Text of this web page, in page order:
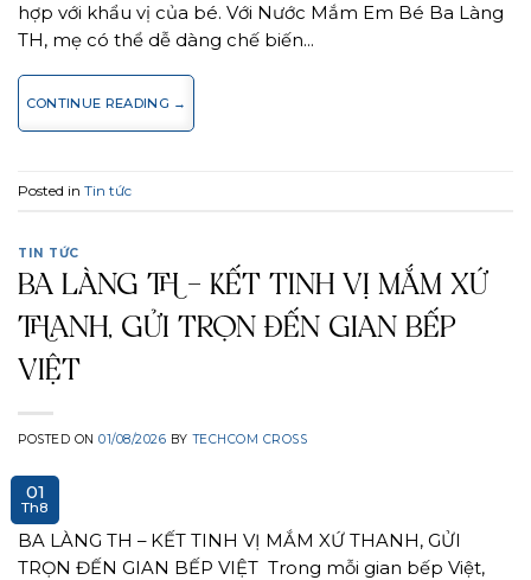
hợp với khẩu vị của bé. Với Nước Mắm Em Bé Ba Làng
TH, mẹ có thể dễ dàng chế biến…
CONTINUE READING →
Posted in Tin tức
TIN TỨC
BA LÀNG TH – KẾT TINH VỊ MẮM XỨ
THANH, GỬI TRỌN ĐẾN GIAN BẾP
VIỆT
POSTED ON01/08/2026 BYTECHCOM CROSS
01
Th8
BA LÀNG TH – KẾT TINH VỊ MẮM XỨ THANH, GỬI
TRỌN ĐẾN GIAN BẾP VIỆT Trong mỗi gian bếp Việt,